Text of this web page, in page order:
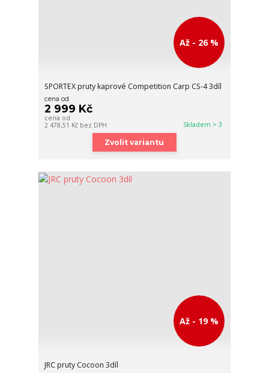
Až - 26 %
SPORTEX pruty kaprové Competition Carp CS-4 3díl
cena od
2 999 Kč
cena od
2 478,51 Kč bez DPH Skladem > 3
Zvolit variantu
Až - 19 %
JRC pruty Cocoon 3díl